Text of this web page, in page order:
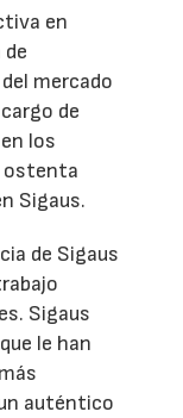
en
mercado
de
los
ostenta
Sigaus.
de Sigaus
Sigaus
le han
auténtico